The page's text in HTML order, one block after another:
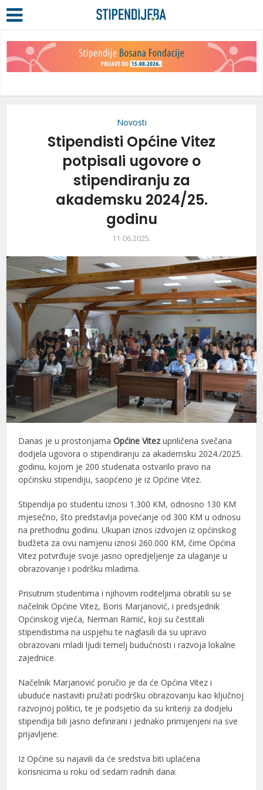
Novosti
Stipendisti Općine Vitez
potpisali ugovore o
stipendiranju za
akademsku 2024/25.
godinu
11.06.2025.
Danas je u prostorijamaOpćine Vitezupriličena svečana
dodjela ugovora o stipendiranju za akademsku 2024./2025.
godinu, kojom je 200 studenata ostvarilo pravo na
općinsku stipendiju, saopćeno je iz Općine Vitez.
Stipendija po studentu iznosi 1.300 KM, odnosno 130 KM
mjesečno, što predstavlja povećanje od 300 KM u odnosu
na prethodnu godinu. Ukupan iznos izdvojen iz općinskog
budžeta za ovu namjenu iznosi 260.000 KM, čime Općina
Vitez potvrđuje svoje jasno opredjeljenje za ulaganje u
obrazovanje i podršku mladima.
Prisutnim studentima i njihovim roditeljima obratili su se
načelnik Općine Vitez, Boris Marjanović, i predsjednik
Općinskog vijeća, Nerman Ramić, koji su čestitali
stipendistima na uspjehu te naglasili da su upravo
obrazovani mladi ljudi temelj budućnosti i razvoja lokalne
zajednice.
Načelnik Marjanović poručio je da će Općina Vitez i
ubuduće nastaviti pružati podršku obrazovanju kao ključnoj
razvojnoj politici, te je podsjetio da su kriteriji za dodjelu
stipendija bili jasno definirani i jednako primijenjeni na sve
prijavljene.
Iz Općine su najavili da će sredstva biti uplaćena
korisnicima u roku od sedam radnih dana.